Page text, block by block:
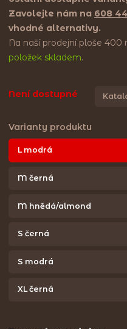
Zavolejte nám na 608
vhodné alternativy.
Na naší prodejní ploše 400
položek skladem.
Není dostupné
Varianty produktu
L modrá
M černá
M hnědá/almond
S černá
S modrá
XL černá